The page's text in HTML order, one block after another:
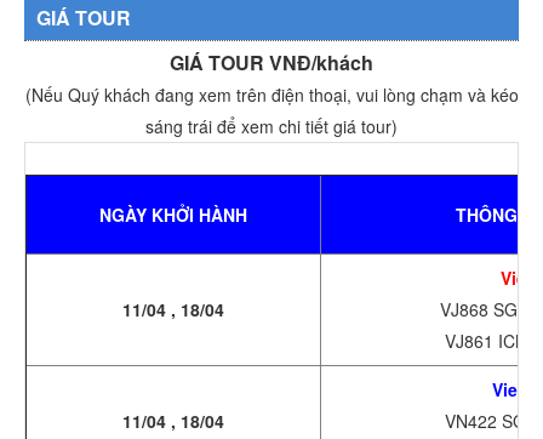
GIÁ TOUR
GIÁ TOUR VNĐ/khách
(Nếu Quý khách đang xem trên điện thoại, vui lòng chạm và kéo
sáng trái để xem chi tiết giá tour)
NGÀY KHỞI HÀNH THÔNG
11/04 , 18/04
VJ868 SGN
VJ861
11/04 , 18/04
VN422